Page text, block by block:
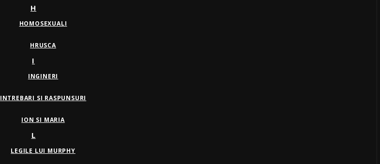
H
HOMOSEXUALI
HRUSCA
I
INGINERI
INTREBARI SI RASPUNSURI
ION SI MARIA
L
LEGILE LUI MURPHY